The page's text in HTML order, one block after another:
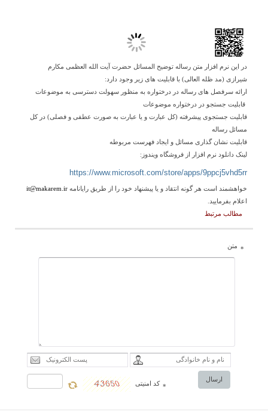
در این نرم افزار متن رساله توضیح المسائل حضرت آیت الله العظمی مکارم
شیرازی (مد ظله العالی) با قابلیت های زیر وجود دارد:
ارائه سرفصل های رساله در درختواره به منظور سهولت دسترسی به موضوعات
قابلیت جستجو در درختواره موضوعات
قابلیت جستجوی پیشرفته (کل عبارت و یا عبارت به صورت عطفی و فصلی) در کل
مسائل رساله
قابلیت نشان گذاری مسائل و ایجاد فهرست مربوطه
لینک دانلود نرم افزار از فروشگاه ویندوز:
https://www.microsoft.com/store/apps/9ppcj5vhd5rr
خواهشمند است هر گونه انتقاد و یا پیشنهاد خود را از طریق رایانامه it@makarem.ir
اعلام بفرمایید.
مطالب مرتبط
* متن
ارسال
* کد امنیتی